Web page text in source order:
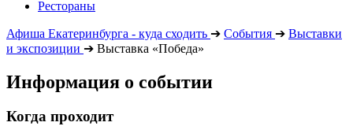
Рестораны
Афиша Екатеринбурга - куда сходить ➔ События ➔ Выставки
и экспозиции ➔ Выставка «Победа»
Информация о событии
Когда проходит